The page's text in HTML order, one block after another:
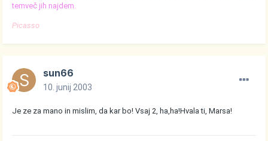
temveč jih najdem.
Picasso
sun66
10. junij 2003
Je ze za mano in mislim, da kar bo! Vsaj 2, ha,ha!Hvala ti, Marsa!